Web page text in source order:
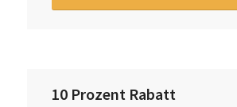
10 Prozent Rabatt